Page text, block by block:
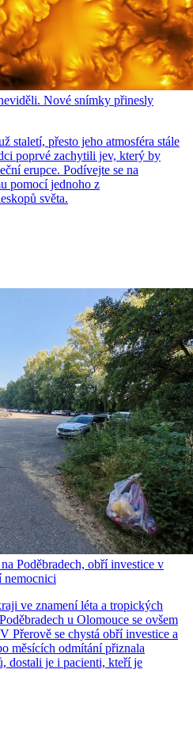
Nové snímky přinesly
staletí, přesto jeho atmosféra stále
poprvé zachytili jev, který by
erupce. Podívejte se na
pomocí jednoho z
světa.
Poděbradech, obří investice v
nemocnici
ve znamení léta a tropických
u Olomouce se ovšem
Přerově se chystá obří investice a
měsících odmítání přiznala
dostali je i pacienti, kteří je